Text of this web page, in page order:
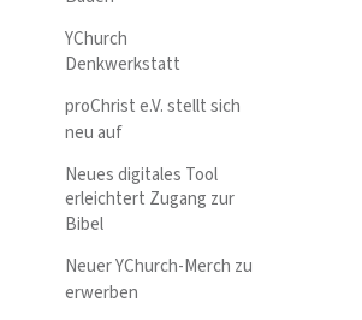
YChurch
Denkwerkstatt
proChrist e.V. stellt sich
neu auf
Neues digitales Tool
erleichtert Zugang zur
Bibel
Neuer YChurch-Merch zu
erwerben